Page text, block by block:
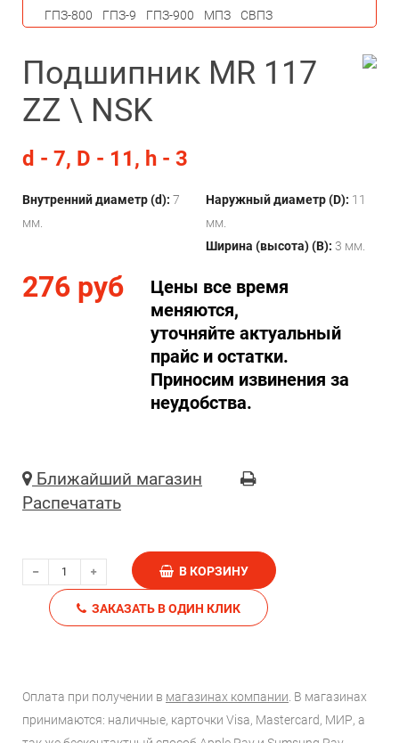
Подшипник MR 117
ZZ \ NSK
d - 7, D - 11, h - 3
Внутренний диаметр (d): 7
мм.
Наружный диаметр (D): 11
мм.
Ширина (высота) (B): 3 мм.
276 руб
Цены все время
меняются,
уточняйте актуальный
прайс и остатки.
Приносим извинения за
неудобства.
Ближайший магазин
Распечатать
В КОРЗИНУ
ЗАКАЗАТЬ В ОДИН КЛИК
Оплата при получении в магазинах компании . В магазинах
принимаются: наличные, карточки Visa, Mastercard, МИР, а
ГПЗ-800
ГПЗ-9 ГПЗ-900 МПЗ СВПЗ